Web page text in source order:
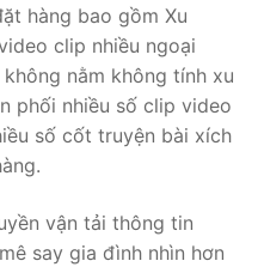
hàng bao gồm Xu
clip nhiều ngoại
nằm không tính xu
phối nhiều số clip video
số cốt truyện bài xích
vận tải thông tin
say gia đình nhìn hơn